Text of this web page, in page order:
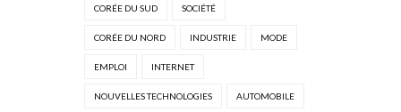
CORÉE DU SUD SOCIÉTÉ
CORÉE DU NORD INDUSTRIE MODE
EMPLOI INTERNET
NOUVELLES TECHNOLOGIES AUTOMOBILE